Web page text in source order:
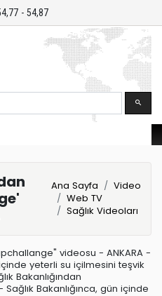
- 54,87
Ana Sayfa
Video
Web TV
Sağlık Videoları
videosu - ANKARA -
yeterli su içilmesini teşvik
Bakanlığından
Bakanlığınca, gün içinde